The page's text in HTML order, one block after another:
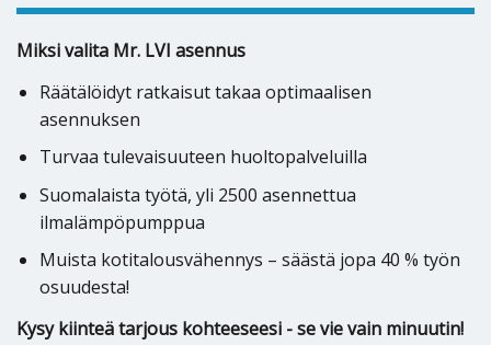
Miksi valita Mr. LVI asennus
Räätälöidyt ratkaisut takaa optimaalisen
asennuksen
Turvaa tulevaisuuteen huoltopalveluilla
Suomalaista työtä, yli 2500 asennettua
ilmalämpöpumppua
Muista kotitalousvähennys – säästä jopa 40 % työn
osuudesta!
Kysy kiinteä tarjous kohteeseesi - se vie vain minuutin!